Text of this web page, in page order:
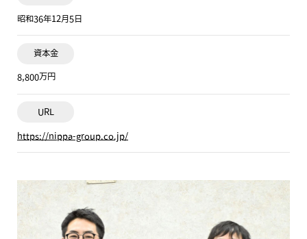
昭和36年12月5日
資本金
8,800万円
URL
https://nippa-group.co.jp/